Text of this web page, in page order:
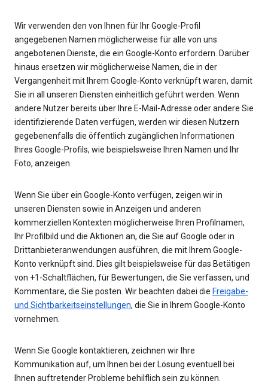
Wir verwenden den von Ihnen für Ihr Google-Profil
angegebenen Namen möglicherweise für alle von uns
angebotenen Dienste, die ein Google-Konto erfordern. Darüber
hinaus ersetzen wir möglicherweise Namen, die in der
Vergangenheit mit Ihrem Google-Konto verknüpft waren, damit
Sie in all unseren Diensten einheitlich geführt werden. Wenn
andere Nutzer bereits über Ihre E-Mail-Adresse oder andere Sie
identifizierende Daten verfügen, werden wir diesen Nutzern
gegebenenfalls die öffentlich zugänglichen Informationen
Ihres Google-Profils, wie beispielsweise Ihren Namen und Ihr
Foto, anzeigen.
Wenn Sie über ein Google-Konto verfügen, zeigen wir in
unseren Diensten sowie in Anzeigen und anderen
kommerziellen Kontexten möglicherweise Ihren Profilnamen,
Ihr Profilbild und die Aktionen an, die Sie auf Google oder in
Drittanbieteranwendungen ausführen, die mit Ihrem Google-
Konto verknüpft sind. Dies gilt beispielsweise für das Betätigen
von +1-Schaltflächen, für Bewertungen, die Sie verfassen, und
Kommentare, die Sie posten. Wir beachten dabei die Freigabe-
und Sichtbarkeitseinstellungen, die Sie in Ihrem Google-Konto
vornehmen.
Wenn Sie Google kontaktieren, zeichnen wir Ihre
Kommunikation auf, um Ihnen bei der Lösung eventuell bei
Ihnen auftretender Probleme behilflich sein zu können.